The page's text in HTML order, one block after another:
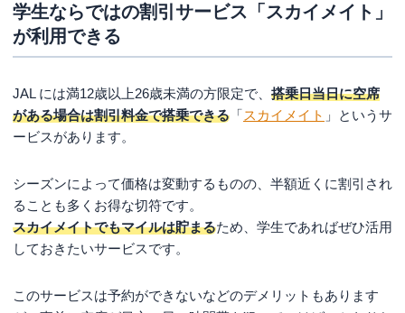
学生ならではの割引サービス「スカイメイト」
が利用できる
JAL には満12歳以上26歳未満の方限定で、 搭乗日当日に空席
がある場合は割引料金で搭乗できる 「スカイメイト 」というサ
ービスがあります。
シーズンによって価格は変動するものの、半額近くに割引され
ることも多くお得な切符です。
スカイメイトでもマイルは貯まるため、学生であればぜひ活用
しておきたいサービスです。
このサービスは予約ができないなどのデメリットもあります